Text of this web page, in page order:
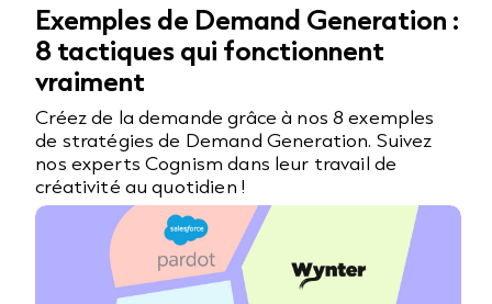
Exemples de Demand Generation :
8 tactiques qui fonctionnent
vraiment
Créez de la demande grâce à nos 8 exemples
de stratégies de Demand Generation. Suivez
nos experts Cognism dans leur travail de
créativité au quotidien !